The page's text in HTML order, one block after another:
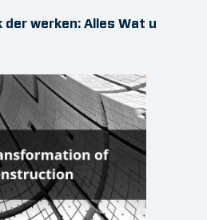
werken: Alles Wat u